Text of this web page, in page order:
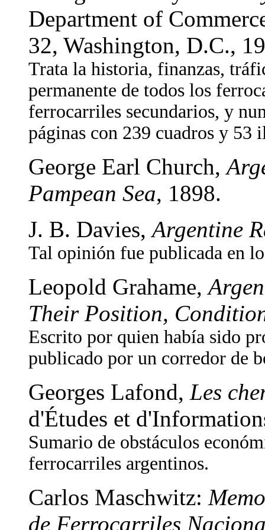
Department of
32, Washington, D.C.,
Trata la historia, finanzas,
permanente de todos los
ferrocarriles secundarios, y
páginas con 239 cuadros y 53
George Earl Church,
Pampean Sea, 1898.
J. B. Davies,Argentine
Tal opinión fue publicada en
Leopold Grahame,
Their Position,
Escrito por quien había sido
publicado por un corredor de
Georges Lafond, Les
d'Études et
Sumario de obstáculos
ferrocarriles argentinos.
Carlos Maschwitz:
de Ferrocarriles